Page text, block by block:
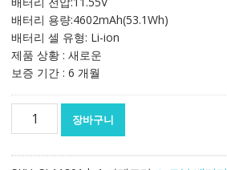
배터리 용량:4602mAh(53.1Wh)
배터리 셀 유형: Li-ion
제품 상황 : 새로운
보증 기간 : 6 개월
장바구니